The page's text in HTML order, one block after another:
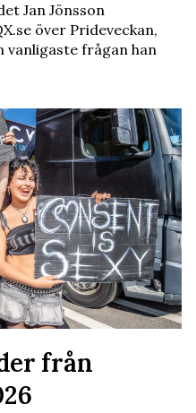
Jan Jönsson
över Prideveckan,
vanligaste frågan han
från